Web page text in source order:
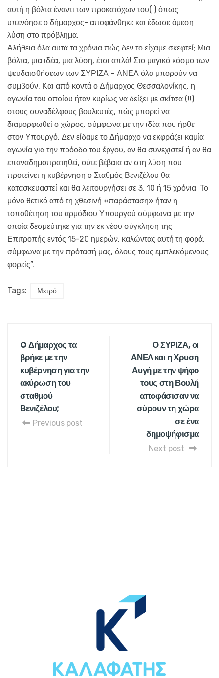
αυτή η βόλτα έναντι των προκατόχων του(!) όπως
υπενόησε ο δήμαρχος- αποφάνθηκε και έδωσε άμεση
λύση στο πρόβλημα.
Αλήθεια όλα αυτά τα χρόνια πώς δεν το είχαμε σκεφτεί; Μια
βόλτα, μια ιδέα, μια λύση, έτσι απλά! Στο μαγικό κόσμο των
ψευδαισθήσεων των ΣΥΡΙΖΑ – ΑΝΕΛ όλα μπορούν να
συμβούν. Και από κοντά ο Δήμαρχος Θεσσαλονίκης, η
αγωνία του οποίου ήταν κυρίως να δείξει με σκίτσα (!!)
στους συναδέλφους βουλευτές, πώς μπορεί να
διαμορφωθεί ο χώρος, σύμφωνα με την ιδέα που ήρθε
στον Υπουργό. Δεν είδαμε το Δήμαρχο να εκφράζει καμία
αγωνία για την πρόοδο του έργου, αν θα συνεχιστεί ή αν θα
επαναδημοπρατηθεί, ούτε βέβαια αν στη λύση που
προτείνει η κυβέρνηση ο Σταθμός Βενιζέλου θα
κατασκευαστεί και θα λειτουργήσει σε 3, 10 ή 15 χρόνια. Το
μόνο θετικό από τη χθεσινή «παράσταση» ήταν η
τοποθέτηση του αρμόδιου Υπουργού σύμφωνα με την
οποία δεσμεύτηκε για την εκ νέου σύγκληση της
Επιτροπής εντός 15-20 ημερών, καλώντας αυτή τη φορά,
σύμφωνα με την πρότασή μας, όλους τους εμπλεκόμενους
φορείς”.
Tags: Μετρό
O Δήμαρχος τα
βρήκε με την
κυβέρνηση για την
ακύρωση του
σταθμού
Βενιζέλου;
Previous post
Ο ΣΥΡΙΖΑ, οι
ΑΝΕΛ και η Χρυσή
Αυγή με την ψήφο
τους στη Βουλή
αποφάσισαν να
σύρουν τη χώρα
σε ένα
δημοψήφισμα
Next post